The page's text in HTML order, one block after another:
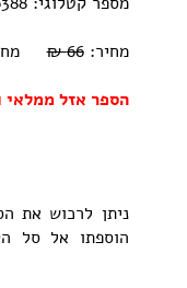
מחיר:66 ₪
מחיר
הספר אזל ממלאי
ניתן לרכוש את
הוספתו אל סל